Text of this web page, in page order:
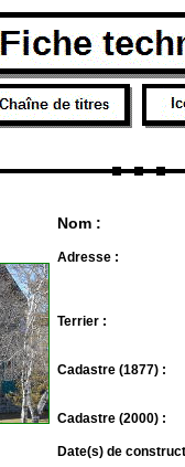
Nom :
Adresse :
Terrier :
Cadastre (1877) :
Cadastre (2000) :
Date(s) de